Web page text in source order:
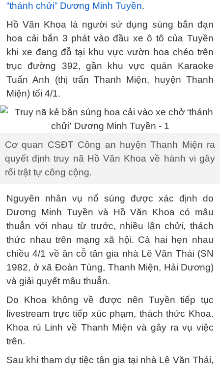
“thánh chửi” Dương Minh Tuyền.
Hồ Văn Khoa là người sử dụng súng bắn đạn
hoa cải bắn 3 phát vào đầu xe ô tô của Tuyền
khi xe đang đỗ tại khu vực vườn hoa chéo trên
trục đường 392, gần khu vực quán Karaoke
Tuấn Anh (thị trấn Thanh Miện, huyện Thanh
Miện) tối 4/1.
Cơ quan CSĐT Công an huyện Thanh Miện ra
quyết định truy nã Hồ Văn Khoa về hành vi gây
rối trật tự công cộng.
Nguyên nhân vụ nổ súng được xác định do
Dương Minh Tuyền và Hồ Văn Khoa có mâu
thuẫn với nhau từ trước, nhiều lần chửi, thách
thức nhau trên mạng xã hội. Cả hai hẹn nhau
chiều 4/1 về ăn cỗ tân gia nhà Lê Văn Thái (SN
1982, ở xã Đoàn Tùng, Thanh Miện, Hải Dương)
và giải quyết mâu thuẫn.
Do Khoa không về được nên Tuyền tiếp tục
livestream trực tiếp xúc phạm, thách thức Khoa.
Khoa rủ Linh về Thanh Miện và gây ra vụ việc
trên.
Sau khi tham dự tiệc tân gia tại nhà Lê Văn Thái,